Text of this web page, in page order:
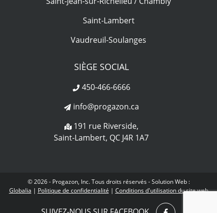
Saint-Lambert
Vaudreuil-Soulanges
SIÈGE SOCIAL
450-466-6666
info@progazon.ca
191 rue Riverside,
Saint-Lambert, QC J4R 1A7
© 2026 - Progazon, Inc. Tous droits réservés - Solution Web :
Globalia | Politique de confidentialité | Conditions d'utilisation du site web